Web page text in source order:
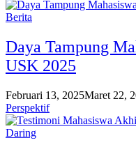
Berita
Daya Tampung
USK 2025
Februari 13, 2025Maret 22,
Perspektif